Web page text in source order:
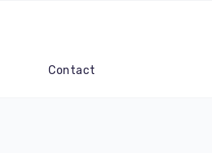
Contact